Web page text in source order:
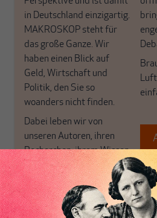
in Deutschland einzigartig.
MAKROSKOP steht für
das große Ganze. Wir
haben einen Blick auf
Geld, Wirtschaft und
Politik, den Sie so
woanders nicht finden.
Dabei leben wir von
unseren Autoren, ihren
Recherchen, ihrem Wissen
und ihrem Enthusiasmus.
Gemeinsam scheren wir
aus den schmaler
werdenden Leitplanken
hier